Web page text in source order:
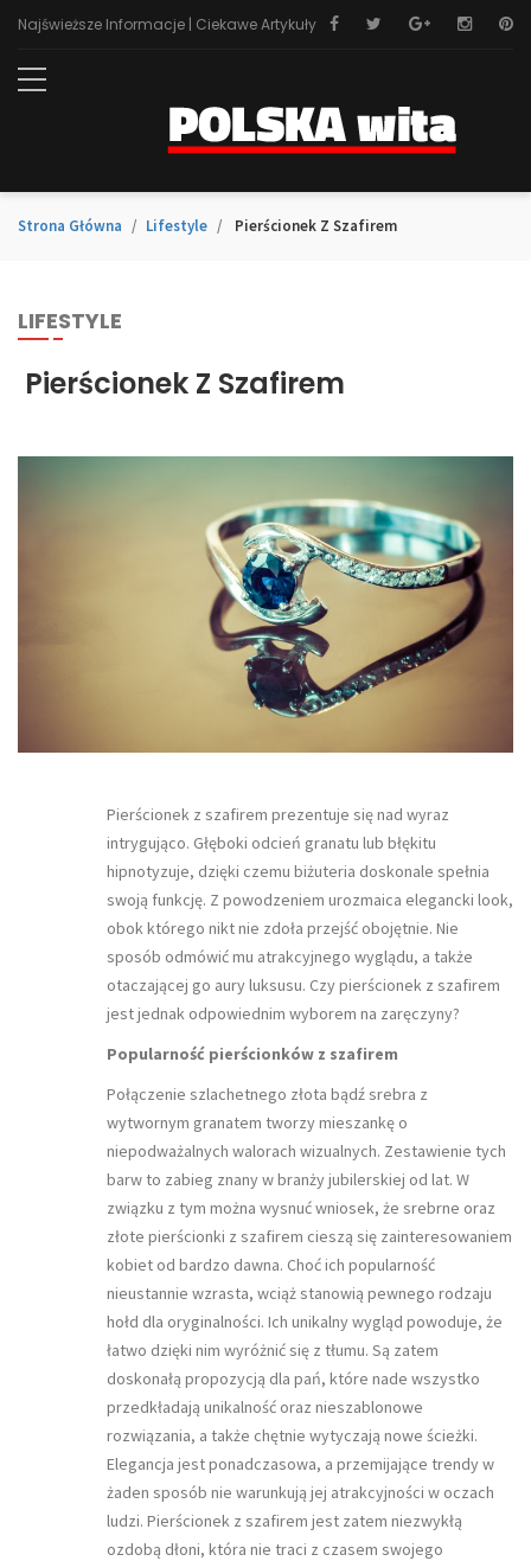
Najświeższe Informacje | Ciekawe Artykuły
Strona Główna Lifestyle ​ Pierścionek Z Szafirem
LIFESTYLE
​ Pierścionek Z Szafirem
Pierścionek z szafirem prezentuje się nad wyraz
intrygująco. Głęboki odcień granatu lub błękitu
hipnotyzuje, dzięki czemu biżuteria doskonale spełnia
swoją funkcję. Z powodzeniem urozmaica elegancki look,
obok którego nikt nie zdoła przejść obojętnie. Nie
sposób odmówić mu atrakcyjnego wyglądu, a także
otaczającej go aury luksusu. Czy pierścionek z szafirem
jest jednak odpowiednim wyborem na zaręczyny?
Popularność pierścionków z szafirem
Połączenie szlachetnego złota bądź srebra z
wytwornym granatem tworzy mieszankę o
niepodważalnych walorach wizualnych. Zestawienie tych
barw to zabieg znany w branży jubilerskiej od lat. W
związku z tym można wysnuć wniosek, że srebrne oraz
złote pierścionki z szafirem cieszą się zainteresowaniem
kobiet od bardzo dawna. Choć ich popularność
nieustannie wzrasta, wciąż stanowią pewnego rodzaju
hołd dla oryginalności. Ich unikalny wygląd powoduje, że
łatwo dzięki nim wyróżnić się z tłumu. Są zatem
doskonałą propozycją dla pań, które nade wszystko
przedkładają unikalność oraz nieszablonowe
rozwiązania, a także chętnie wytyczają nowe ścieżki.
Elegancja jest ponadczasowa, a przemijające trendy w
żaden sposób nie warunkują jej atrakcyjności w oczach
ludzi. Pierścionek z szafirem jest zatem niezwykłą
ozdobą dłoni, która nie traci z czasem swojego